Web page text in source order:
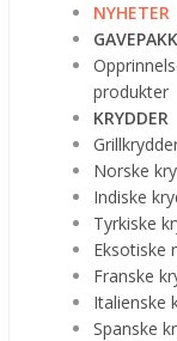
NYHETER
produkter
KRYDDER
Norske
Indiske
Tyrkiske
Eksotiske
Franske
Italienske
Spanske